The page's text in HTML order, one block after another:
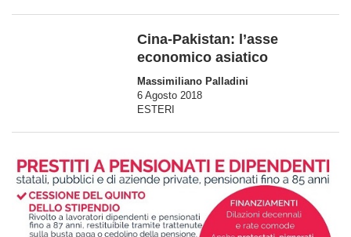
Cina-Pakistan: l’asse
economico asiatico
Massimiliano Palladini
6 Agosto 2018
ESTERI